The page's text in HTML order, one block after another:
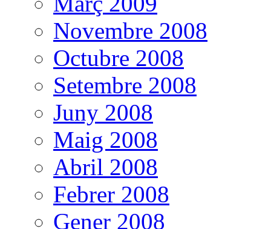
Novembre 2008
Octubre 2008
Setembre 2008
Juny 2008
Maig 2008
Abril 2008
Febrer 2008
Gener 2008